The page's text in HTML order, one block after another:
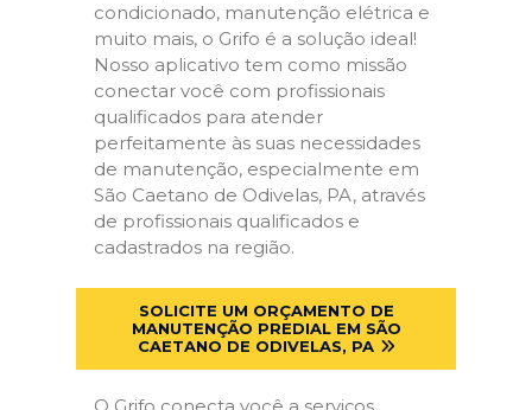
condicionado, manutenção elétrica e
muito mais, o Grifo é a solução ideal!
Nosso aplicativo tem como missão
conectar você com profissionais
qualificados para atender
perfeitamente às suas necessidades
de manutenção, especialmente em
São Caetano de Odivelas, PA, através
de profissionais qualificados e
cadastrados na região.
SOLICITE UM ORÇAMENTO DE
MANUTENÇÃO PREDIAL EM SÃO
CAETANO DE ODIVELAS, PA
O Grifo conecta você a serviços